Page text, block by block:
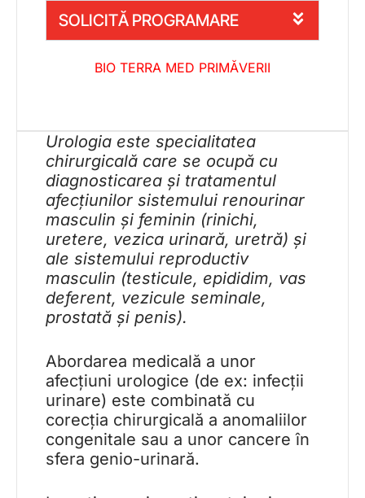
SOLICITĂ PROGRAMARE
BIO TERRA MED PRIMĂVERII
Urologia este specialitatea
chirurgicală care se ocupă cu
diagnosticarea și tratamentul
afecțiunilor sistemului renourinar
masculin și feminin (rinichi,
uretere, vezica urinară, uretră) și
ale sistemului reproductiv
masculin (testicule, epididim, vas
deferent, vezicule seminale,
prostată și penis).
Abordarea medicală a unor
afecțiuni urologice (de ex: infecții
urinare) este combinată cu
corecția chirurgicală a anomaliilor
congenitale sau a unor cancere în
sfera genio-urinară.